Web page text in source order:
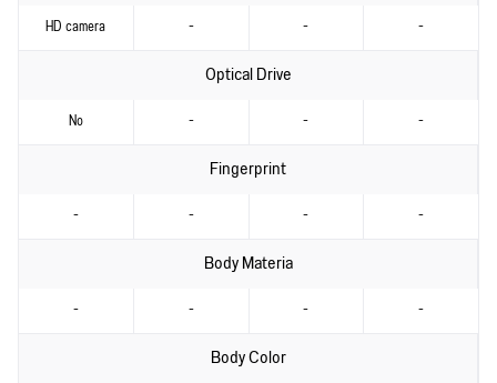
HD camera - - -
Optical Drive
No - - -
Fingerprint
- - - -
Body Materia
- - - -
Body Color